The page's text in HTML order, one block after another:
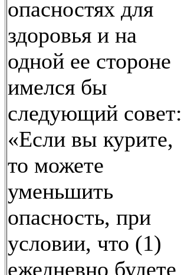
опасностях для
здоровья и на
одной ее стороне
имелся бы
следующий совет:
«Если вы курите,
то можете
уменьшить
опасность, при
условии, что (1)
ежедневно будете